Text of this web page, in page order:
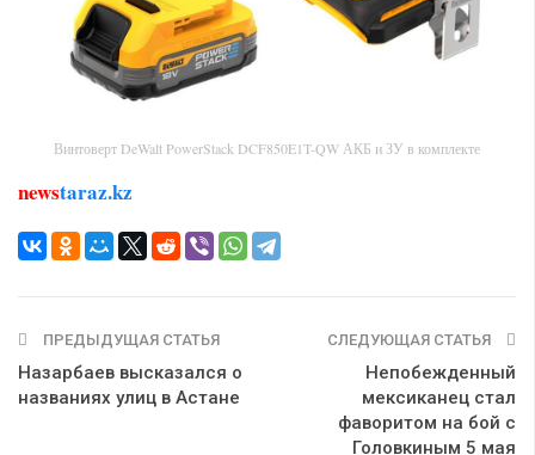
Винтоверт DeWalt PowerStack DCF850E1T-QW АКБ и ЗУ в комплекте
newstaraz.kz
ПРЕДЫДУЩАЯ СТАТЬЯ
Назарбаев высказался о
названиях улиц в Астане
СЛЕДУЮЩАЯ СТАТЬЯ
Непобежденный
мексиканец стал
фаворитом на бой с
Головкиным 5 мая